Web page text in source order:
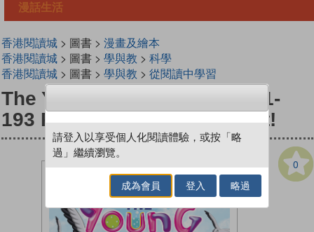
漫話生活
香港閱讀城> 圖書 > 漫畫及繪本
香港閱讀城> 圖書 > 學與教 > 科學
香港閱讀城> 圖書 > 學與教 > 從閱讀中學習
The Young Scientists Level 1-
193 Plastic Trash Is A Threat!
0
請登入以享受個人化閱讀體驗，或按「略
過」繼續瀏覽。
成為會員 登入 略過